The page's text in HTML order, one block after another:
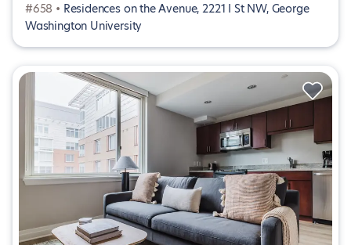
#658 • Residences on the Avenue, 2221 I St NW, George
Washington University